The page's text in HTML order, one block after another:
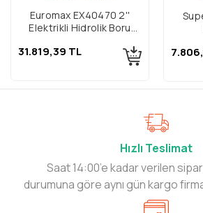
Euromax EX40470 2''
Elektrikli Hidrolik Boru
31.819,39 TL
Hızlı Teslimat
Saat 14:00’e kadar verilen
durumuna göre aynı gün kargo